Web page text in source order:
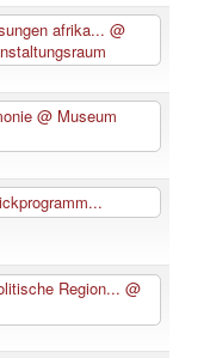
afrika...@
@ Museum
Region... @